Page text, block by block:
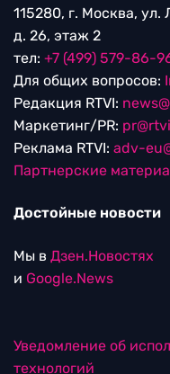
115280, г. Москва, ул.
д. 26, этаж 2
тел: +7 (499) 579-86-
Для общих вопросов:
Редакция RTVI:
Маркетинг/PR:
Реклама RTVI: adv-
Партнерские
Достойные новости
Мы в Дзен.Новостях
и Google.News
Уведомление об
технологий